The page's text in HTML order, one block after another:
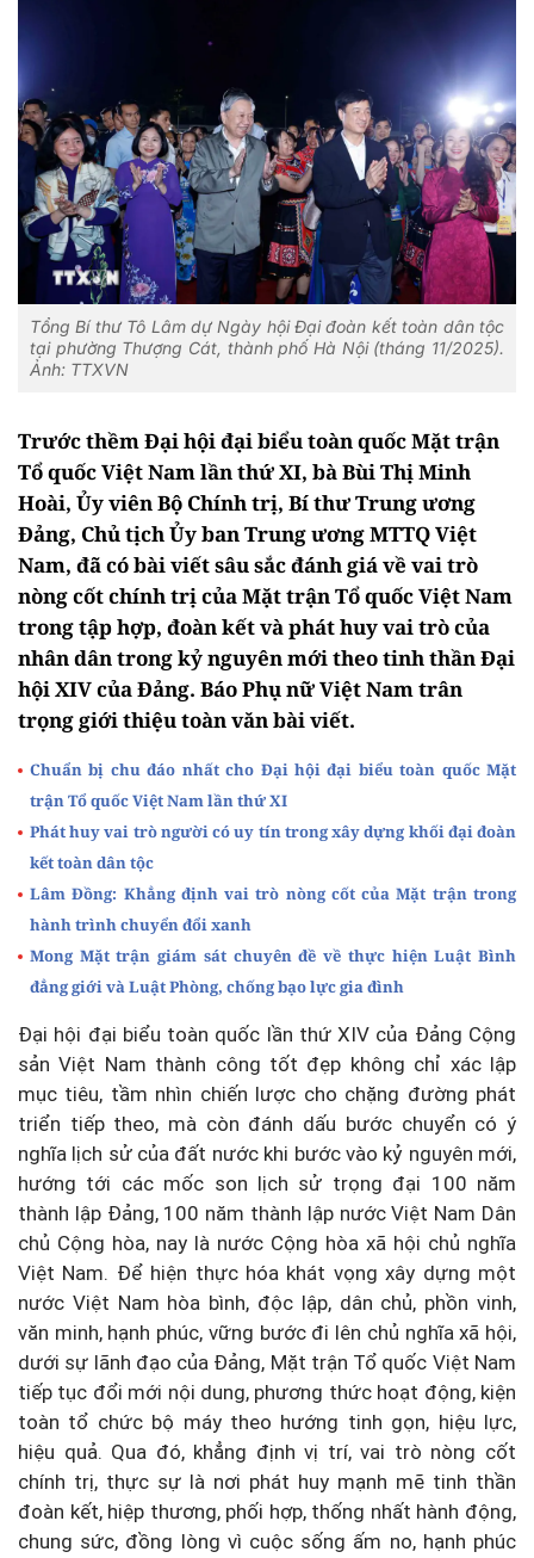
Tổng Bí thư Tô Lâm dự Ngày hội Đại đoàn kết toàn dân tộc
tại phường Thượng Cát, thành phố Hà Nội (tháng 11/2025).
Ảnh: TTXVN
Trước thềm Đại hội đại biểu toàn quốc Mặt trận
Tổ quốc Việt Nam lần thứ XI, bà Bùi Thị Minh
Hoài, Ủy viên Bộ Chính trị, Bí thư Trung ương
Đảng, Chủ tịch Ủy ban Trung ương MTTQ Việt
Nam, đã có bài viết sâu sắc đánh giá về vai trò
nòng cốt chính trị của Mặt trận Tổ quốc Việt Nam
trong tập hợp, đoàn kết và phát huy vai trò của
nhân dân trong kỷ nguyên mới theo tinh thần Đại
hội XIV của Đảng. Báo Phụ nữ Việt Nam trân
trọng giới thiệu toàn văn bài viết.
Chuẩn bị chu đáo nhất cho Đại hội đại biểu toàn quốc Mặt
trận Tổ quốc Việt Nam lần thứ XI
Phát huy vai trò người có uy tín trong xây dựng khối đại đoàn
kết toàn dân tộc
Lâm Đồng: Khẳng định vai trò nòng cốt của Mặt trận trong
hành trình chuyển đổi xanh
Mong Mặt trận giám sát chuyên đề về thực hiện Luật Bình
đẳng giới và Luật Phòng, chống bạo lực gia đình
Đại hội đại biểu toàn quốc lần thứ XIV của Đảng Cộng
sản Việt Nam thành công tốt đẹp không chỉ xác lập
mục tiêu, tầm nhìn chiến lược cho chặng đường phát
triển tiếp theo, mà còn đánh dấu bước chuyển có ý
nghĩa lịch sử của đất nước khi bước vào kỷ nguyên mới,
hướng tới các mốc son lịch sử trọng đại 100 năm
thành lập Đảng, 100 năm thành lập nước Việt Nam Dân
chủ Cộng hòa, nay là nước Cộng hòa xã hội chủ nghĩa
Việt Nam. Để hiện thực hóa khát vọng xây dựng một
nước Việt Nam hòa bình, độc lập, dân chủ, phồn vinh,
văn minh, hạnh phúc, vững bước đi lên chủ nghĩa xã hội,
dưới sự lãnh đạo của Đảng, Mặt trận Tổ quốc Việt Nam
tiếp tục đổi mới nội dung, phương thức hoạt động, kiện
toàn tổ chức bộ máy theo hướng tinh gọn, hiệu lực,
hiệu quả. Qua đó, khẳng định vị trí, vai trò nòng cốt
chính trị, thực sự là nơi phát huy mạnh mẽ tinh thần
đoàn kết, hiệp thương, phối hợp, thống nhất hành động,
chung sức, đồng lòng vì cuộc sống ấm no, hạnh phúc